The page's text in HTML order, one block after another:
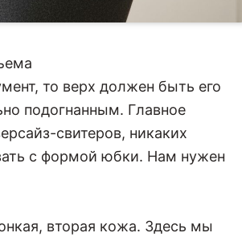
то верх должен быть его
подогнанным. Главное
свитеров, никаких
с формой юбки. Нам нужен
вторая кожа. Здесь мы